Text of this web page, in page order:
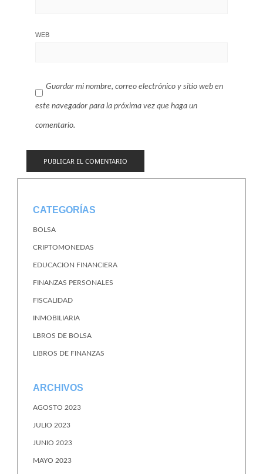
WEB
Guardar mi nombre, correo electrónico y sitio web en
este navegador para la próxima vez que haga un
comentario.
CATEGORÍAS
BOLSA
CRIPTOMONEDAS
EDUCACION FINANCIERA
FINANZAS PERSONALES
FISCALIDAD
INMOBILIARIA
LBROS DE BOLSA
LIBROS DE FINANZAS
ARCHIVOS
AGOSTO 2023
JULIO 2023
JUNIO 2023
MAYO 2023